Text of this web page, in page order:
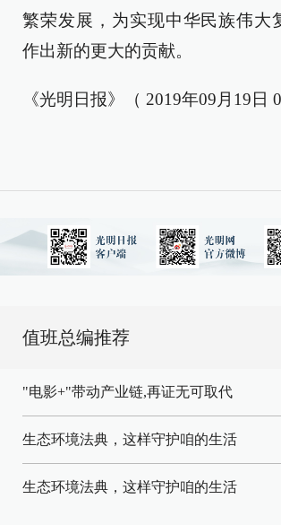
繁荣发展，为实现中华民族伟大
作出新的更大的贡献。
《光明日报》（ 2019年09月19日
值班总编推荐
"电影+"带动产业链,再证无可取代
生态环境法典，这样守护咱的生活
生态环境法典，这样守护咱的生活